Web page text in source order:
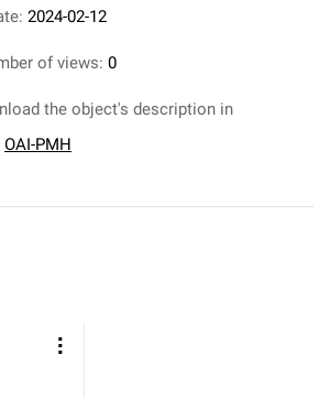
2024-02-12
of views: 0
the object's description in
OAI-PMH